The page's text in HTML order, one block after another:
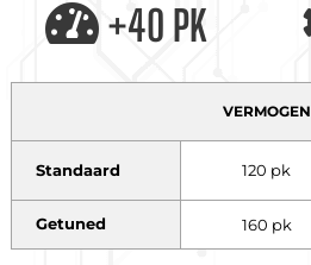
+40 PK
VERMOGEN
Standaard 120 pk
Getuned 160 pk